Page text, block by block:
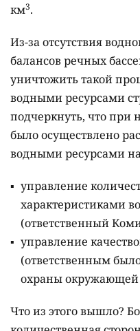
км3.
Из-за отсутствия
балансов речных
уничтожить такой
водными ресурсами
подчеркнуть, что при
было осуществлено
водными ресурсами
управление
характеристиками
(ответственный
управление
(ответственным
охраны окружающей
Что из этого вышло?